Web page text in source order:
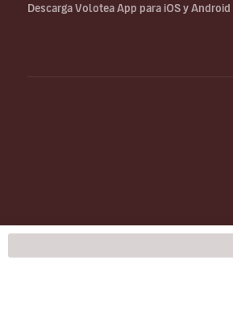
Descarga Volotea App para iOS y Android